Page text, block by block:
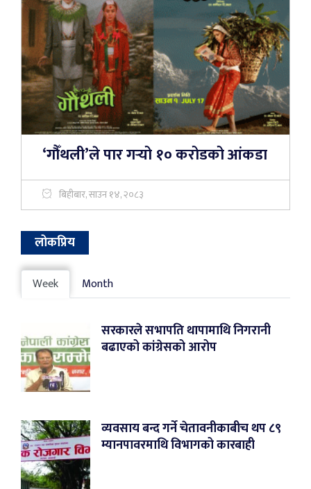
‘गौँथली’ले पार गर्‍यो १० करोडको आंकडा
बिहीबार, साउन १४, २०८३
लोकप्रिय
Week Month
सरकारले सभापति थापामाथि निगरानी
बढाएको कांग्रेसको आरोप
व्यवसाय बन्द गर्ने चेतावनीकाबीच थप ८९
म्यानपावरमाथि विभागको कारबाही